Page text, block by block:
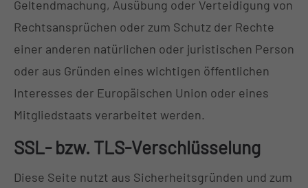
Geltendmachung, Ausübung oder Verteidigung von
Rechtsansprüchen oder zum Schutz der Rechte
einer anderen natürlichen oder juristischen Person
oder aus Gründen eines wichtigen öffentlichen
Interesses der Europäischen Union oder eines
Mitgliedstaats verarbeitet werden.
SSL- bzw. TLS-Verschlüsselung
Diese Seite nutzt aus Sicherheitsgründen und zum